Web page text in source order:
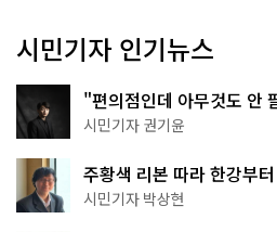
시민기자 인기뉴스
"편의점인데 아무것도 안
한 편의점의 정체
시민기자 권기윤
주황색 리본 따라 한강부
서울둘레길 15코스
시민기자 박상현